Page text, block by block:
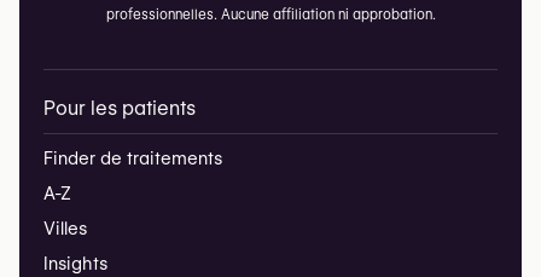
professionnelles. Aucune affiliation ni approbation.
Pour les patients
Finder de traitements
A-Z
Villes
Insights